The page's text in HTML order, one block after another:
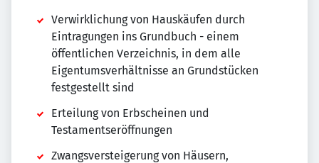
Verwirklichung von Hauskäufen durch
Eintragungen ins Grundbuch - einem
öffentlichen Verzeichnis, in dem alle
Eigentumsverhältnisse an Grundstücken
festgestellt sind
Erteilung von Erbscheinen und
Testamentseröffnungen
Zwangsversteigerung von Häusern,